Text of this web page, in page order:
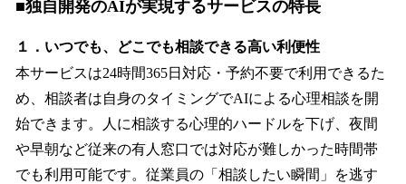
■独自開発のAIが実現するサービスの特長
１．いつでも、どこでも相談できる高い利便性
本サービスは24時間365日対応・予約不要で利用できるた
め、相談者は自身のタイミングでAIによる心理相談を開
始できます。人に相談する心理的ハードルを下げ、夜間
や早朝など従来の有人窓口では対応が難しかった時間帯
でも利用可能です。従業員の「相談したい瞬間」を逃す